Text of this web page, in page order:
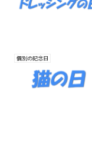
個別の記念日